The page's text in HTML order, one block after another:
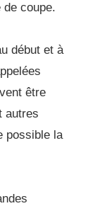
coupe.
début et à
être
autres
possible la